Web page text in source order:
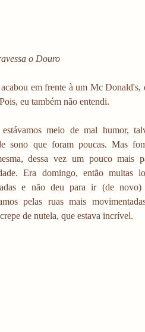
o Douro
em frente à um Mc
eu também não entendi.
meio de mal humor,
sono que foram poucas. Mas
dessa vez um pouco mais
Era domingo, então muitas
e não deu para ir (de novo)
pelas ruas mais
de nutela, que estava incrível.